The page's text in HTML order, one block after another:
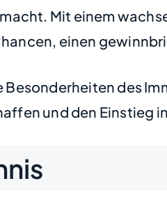
Mit einem
einen
Besonderheiten des
und den Einstieg